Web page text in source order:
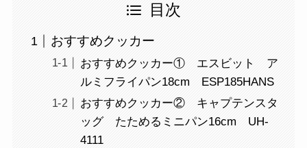
目次
おすすめクッカー
おすすめクッカー① エスビット ア
ルミフライパン18cm ESP185HANS
おすすめクッカー② キャプテンスタ
ッグ たためるミニパン16cm UH-
4111